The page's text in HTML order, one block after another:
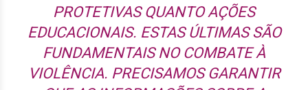
PROTETIVAS QUANTO AÇÕES
EDUCACIONAIS. ESTAS ÚLTIMAS SÃO
FUNDAMENTAIS NO COMBATE À
VIOLÊNCIA. PRECISAMOS GARANTIR